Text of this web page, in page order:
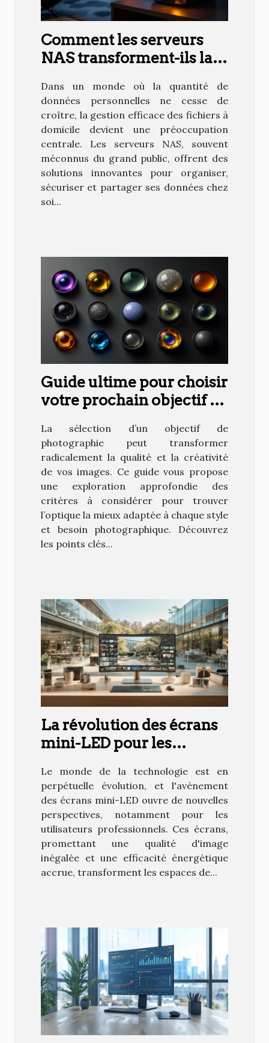
Comment les serveurs
NAS transforment-ils la
domicile ?
Dans un monde où la quantité de
données personnelles ne cesse de
croître, la gestion efficace des fichiers à
domicile devient une préoccupation
centrale. Les serveurs NAS, souvent
méconnus du grand public, offrent des
solutions innovantes pour organiser,
sécuriser et partager ses données chez
soi...
Guide ultime pour choisir
votre prochain objectif de
La sélection d’un objectif de
photographie peut transformer
radicalement la qualité et la créativité
de vos images. Ce guide vous propose
une exploration approfondie des
critères à considérer pour trouver
l’optique la mieux adaptée à chaque style
et besoin photographique. Découvrez
les points clés...
La révolution des écrans
mini-LED pour les
professionnels
Le monde de la technologie est en
perpétuelle évolution, et l'avènement
des écrans mini-LED ouvre de nouvelles
perspectives, notamment pour les
utilisateurs professionnels. Ces écrans,
promettant une qualité d'image
inégalée et une efficacité énergétique
accrue, transforment les espaces de...